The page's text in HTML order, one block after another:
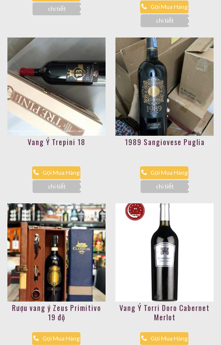
chi tiết
Gọi Mua Hàng
chi tiết
Vang Ý Trepini 18
Gọi Mua Hàng
chi tiết
1989 Sangiovese Puglia
Gọi Mua Hàng
chi tiết
Rượu vang ý Zeus Primitivo
19 độ
Gọi Mua Hàng
Vang Ý Torri Doro Cabernet
Merlot
Gọi Mua Hàng